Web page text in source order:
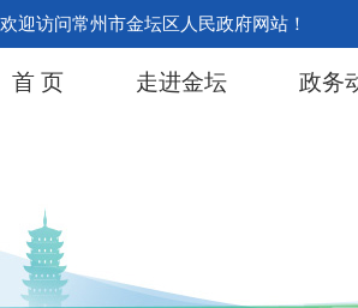
欢迎访问常州市金坛区人民政府网站！
首 页 走进金坛 政务